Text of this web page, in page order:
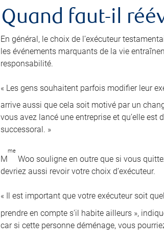
Quand faut-il
En général, le choix de l’exécuteur
les événements marquants de la vie
responsabilité.
« Les gens souhaitent parfois modifier leur
arrive aussi que cela soit motivé par un
vous avez lancé une entreprise et qu’elle
successoral. »
M
me
Woo souligne en outre que si vous
devriez aussi revoir votre choix d’exécuteur.
« Il est important que votre exécuteur soit
prendre en compte s’il habite ailleurs »,
car si cette personne déménage, vous